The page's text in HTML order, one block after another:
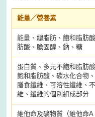
能量／營養素
能量、總脂肪、飽和脂肪
肪酸、膽固醇、鈉、糖
蛋白質、多元不飽和脂肪
飽和脂肪酸、碳水化合物
膳食纖維、可溶性纖維、
維、纖維的個別組成部分
維他命及礦物質（維他命